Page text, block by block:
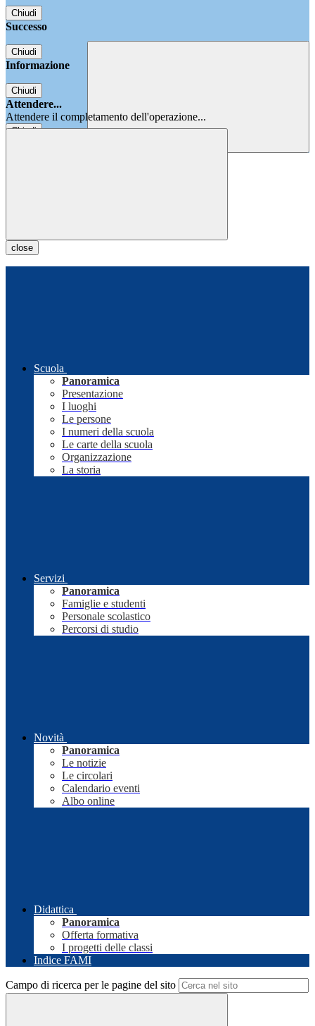
Chiudi
Successo
Chiudi
Informazione
Chiudi
Attendere...
Attendere il completamento dell'operazione...
Chiudi
close
Scuola
Panoramica
Presentazione
I luoghi
Le persone
I numeri della scuola
Le carte della scuola
Organizzazione
La storia
Servizi
Panoramica
Famiglie e studenti
Personale scolastico
Percorsi di studio
Novità
Panoramica
Le notizie
Le circolari
Calendario eventi
Albo online
Didattica
Panoramica
Offerta formativa
I progetti delle classi
Indice FAMI
Campo di ricerca per le pagine del sito